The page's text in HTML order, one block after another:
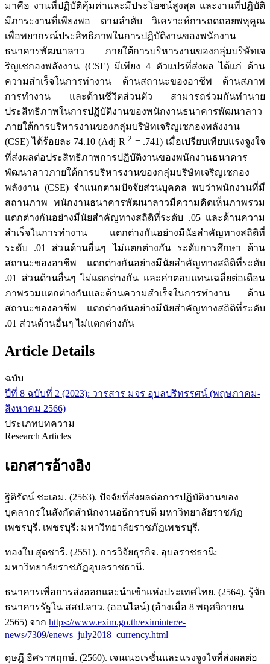
มาคือ งานที่ปฏิบัติคุ้มค่าและมีประโยชน์สูงสุด และงานที่ปฏิบัติ
มีภาระงานที่เพียงพอ ตามลำดับ วิเคราะห์การถดถอยพหุคูณ
เพื่อพยากรณ์ประสิทธิภาพในการปฏิบัติงานของพนักงาน
ธนาคารพัฒนาลาว ภายใต้การบริหารงานของกลุ่มบริษัทเจ
ริญเชกองพลังงาน (CSE) มีเพียง 4 ตัวแปรที่ส่งผล ได้แก่ ด้าน
ความสำเร็จในการทำงาน ด้านสถานะของอาชีพ ด้านสภาพ
การทำงาน และด้านชีวิตส่วนตัว สามารถร่วมกันทำนาย
ประสิทธิภาพในการปฏิบัติงานของพนักงานธนาคารพัฒนาลาว
ภายใต้การบริหารงานของกลุ่มบริษัทเจริญเชกองพลังงาน
(CSE) ได้ร้อยละ 74.10 (Adj R2 = .741) เมื่อเปรียบเทียบแรงจูงใจ
ที่ส่งผลต่อประสิทธิภาพการปฏิบัติงานของพนักงานธนาคาร
พัฒนาลาวภายใต้การบริหารงานของกลุ่มบริษัทเจริญเชกอง
พลังงาน (CSE) จำแนกตามปัจจัยส่วนบุคคล พบว่าพนักงานที่มี
สถานภาพ พนักงานธนาคารพัฒนาลาวมีความคิดเห็นภาพรวม
แตกต่างกันอย่างมีนัยสำคัญทางสถิติที่ระดับ .05 และด้านความ
สำเร็จในการทำงาน แตกต่างกันอย่างมีนัยสำคัญทางสถิติที่
ระดับ .01 ส่วนด้านอื่นๆ ไม่แตกต่างกัน ระดับการศึกษา ด้าน
สถานะของอาชีพ แตกต่างกันอย่างมีนัยสำคัญทางสถิติที่ระดับ
.01 ส่วนด้านอื่นๆ ไม่แตกต่างกัน และค่าตอบแทนเฉลี่ยต่อเดือน
ภาพรวมแตกต่างกันและด้านความสำเร็จในการทำงาน ด้าน
สถานะของอาชีพ แตกต่างกันอย่างมีนัยสำคัญทางสถิติที่ระดับ
.01 ส่วนด้านอื่นๆ ไม่แตกต่างกัน
Article Details
ฉบับ
ปีที่ 8 ฉบับที่ 2 (2023): วารสาร มจร อุบลปริทรรศน์ (พฤษภาคม-
สิงหาคม 2566)
ประเภทบทความ
Research Articles
เอกสารอ้างอิง
ฐิติรัตน์ ชะเอม. (2563). ปัจจัยที่ส่งผลต่อการปฏิบัติงานของ
บุคลากรในสังกัดสำนักงานอธิการบดี มหาวิทยาลัยราชภัฏ
เพชรบุรี. เพชรบุรี: มหาวิทยาลัยราชภัฏเพชรบุรี.
ทองใบ สุดชารี. (2551). การวิจัยธุรกิจ. อุบลราชธานี:
มหาวิทยาลัยราชภัฏอุบลราชธานี.
ธนาคารเพื่อการส่งออกและนำเข้าแห่งประเทศไทย. (2564). รู้จัก
ธนาคารรัฐใน สสป.ลาว. (ออนไลน์) (อ้างเมื่อ 8 พฤศจิกายน
2565) จาก https://www.exim.go.th/eximinter/e-
news/7309/enews_july2018_currency.html
ดุษฎี อิศราพฤกษ์. (2560). เจนเนอเรชั่นและแรงจูงใจที่ส่งผลต่อ